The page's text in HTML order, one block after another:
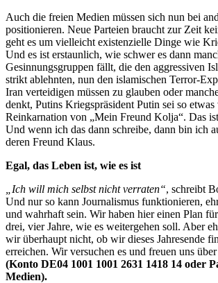
Auch die freien Medien müssen sich nun bei
positionieren. Neue Parteien braucht zur Zeit
geht es um vielleicht existenzielle Dinge wie
Und es ist erstaunlich, wie schwer es dann
Gesinnungsgruppen fällt, die den aggressiven
strikt ablehnten, nun den islamischen Terror-
Iran verteidigen müssen zu glauben oder
denkt, Putins Kriegspräsident Putin sei so
Reinkarnation von „Mein Freund Kolja“. Das
Und wenn ich das dann schreibe, dann bin ich
deren Freund Klaus.
Egal, das Leben ist, wie es ist
„Ich will mich selbst nicht verraten“, schreibt
Und nur so kann Journalismus funktionieren,
und wahrhaft sein. Wir haben hier einen Plan
drei, vier Jahre, wie es weitergehen soll. Aber
wir überhaupt nicht, ob wir dieses Jahresende
erreichen. Wir versuchen es und freuen uns
(Konto DE04 1001 1001 2631 1418 14 oder
Medien).